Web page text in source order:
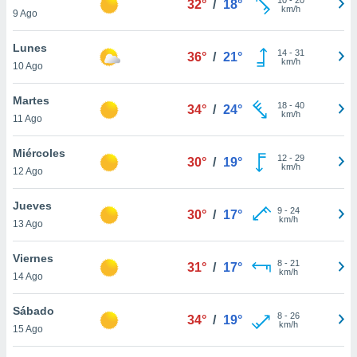
más
nuestra
y
de
disponible
cookies
aceptar
9 Ago
32° / 18°
km/h
Lunes
10 Ago
36° / 21° 14- 31
km/h
Martes
11 Ago
34° / 24° 18- 40
km/h
Miércoles
12 Ago
30° / 19° 12- 29
km/h
Jueves
13 Ago
30° / 17° 9- 24
km/h
Viernes
14 Ago
31° / 17° 8- 21
km/h
Sábado
15 Ago
34° / 19° 8- 26
km/h